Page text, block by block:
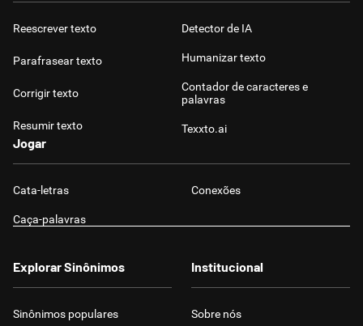
Reescrever texto
Parafrasear texto
Corrigir texto
Resumir texto
Detector de IA
Humanizar texto
Contador de caracteres e
palavras
Texxto.ai
Jogar
Cata-letras Conexões
Caça-palavras
Explorar Sinônimos
Sinônimos populares
Institucional
Sobre nós